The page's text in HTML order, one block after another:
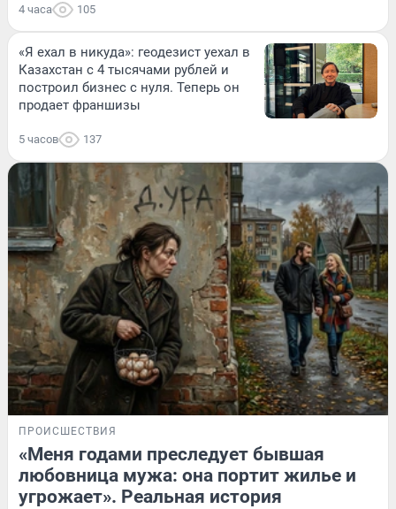
4 часа 105
«Я ехал в никуда»: геодезист уехал в
Казахстан с 4 тысячами рублей и
построил бизнес с нуля. Теперь он
продает франшизы
5 часов 137
ПРОИСШЕСТВИЯ
«Меня годами преследует бывшая
любовница мужа: она портит жилье и
угрожает». Реальная история